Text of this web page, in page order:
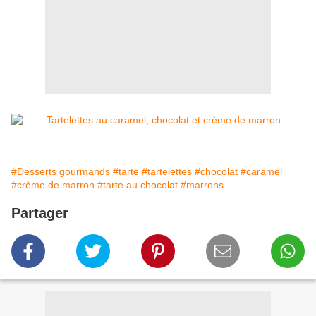
#Desserts gourmands #tarte #tartelettes #chocolat #caramel
#crème de marron #tarte au chocolat #marrons
Partager